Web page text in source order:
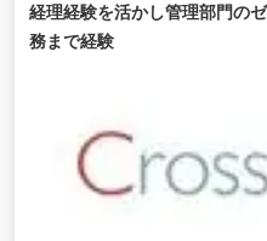
経理経験を活かし管理部門の
務まで経験